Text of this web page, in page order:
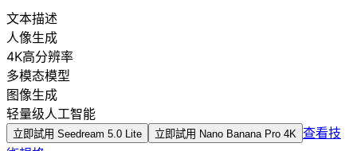
文本描述
人像生成
4K高分辨率
多模态模型
图像生成
轻量级人工智能
立即試用 Seedream 5.0 Lite 立即試用 Nano Banana Pro 4K 查看技